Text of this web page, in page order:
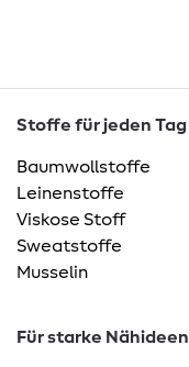
Stoffe für jeden Tag
Baumwollstoffe
Leinenstoffe
Viskose Stoff
Sweatstoffe
Musselin
Für starke Nähideen